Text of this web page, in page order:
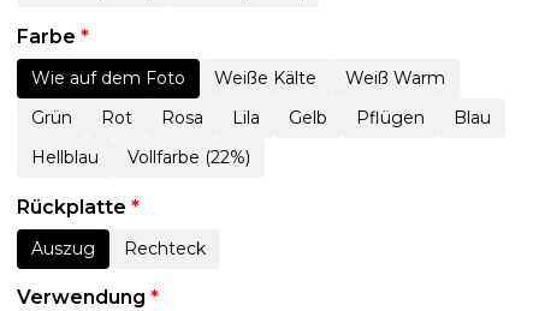
Farbe *
Wie auf dem Foto Weiße Kälte
Weiß Warm
Grün
Rot Rosa Lila Gelb Pflügen
Blau
Hellblau
Vollfarbe (22%)
Rückplatte *
Auszug Rechteck
Verwendung *